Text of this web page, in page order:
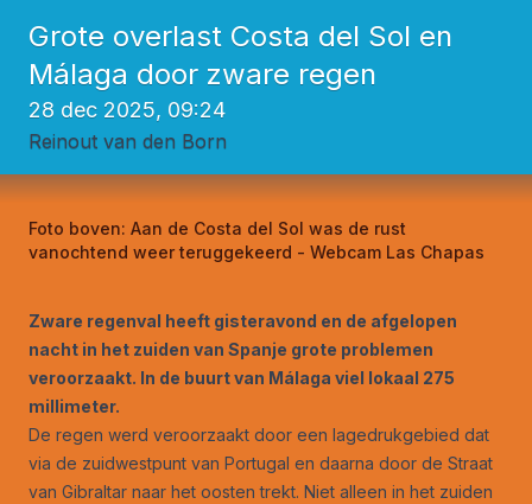
Grote overlast Costa del Sol en
Málaga door zware regen
28 dec 2025, 09:24
Reinout van den Born
Foto boven: Aan de Costa del Sol was de rust
vanochtend weer teruggekeerd - Webcam Las Chapas
Zware regenval heeft gisteravond en de afgelopen
nacht in het zuiden van Spanje grote problemen
veroorzaakt. In de buurt van Málaga viel lokaal 275
millimeter.
De regen werd veroorzaakt door een lagedrukgebied dat
via de zuidwestpunt van Portugal en daarna door de Straat
van Gibraltar naar het oosten trekt. Niet alleen in het zuiden